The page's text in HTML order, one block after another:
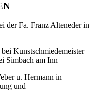
der Fa. Franz Alteneder in
Kunstschmiedemeister
Simbach am Inn
u. Hermann in
und